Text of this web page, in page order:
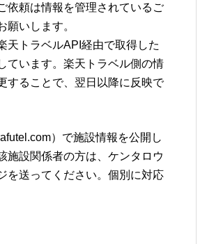
依頼は情報を管理されているご
願いします。
天トラベルAPI経由で取得した
ています。楽天トラベル側の情
することで、翌日以降に反映で
）で施設情報を公開し
施設関係者の方は、ケンタロウ
を送ってください。個別に対応